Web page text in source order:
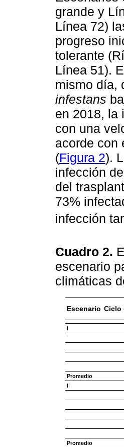
grande y
Línea 72)
progreso
tolerante
Línea 51).
mismo día,
infestans
en 2018, la
con una
acorde con
(Figura 2).
infección
del
73%
infección
Cuadro 2.
escenario
climáticas
Escenario Ciclo
I
Promedio
II
Promedio